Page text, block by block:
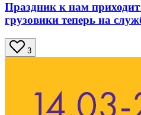
Праздник к нам
грузовики теперь на
3